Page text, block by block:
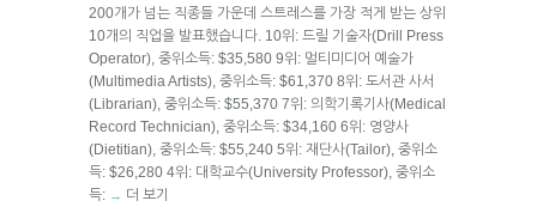
200개가 넘는 직종들 가운데 스트레스를 가장 적게 받는 상위
10개의 직업을 발표했습니다. 10위: 드릴 기술자(Drill Press
Operator), 중위소득: $35,580 9위: 멀티미디어 예술가
(Multimedia Artists), 중위소득: $61,370 8위: 도서관 사서
(Librarian), 중위소득: $55,370 7위: 의학기록기사(Medical
Record Technician), 중위소득: $34,160 6위: 영양사
(Dietitian), 중위소득: $55,240 5위: 재단사(Tailor), 중위소
득: $26,280 4위: 대학교수(University Professor), 중위소
득: → 더 보기